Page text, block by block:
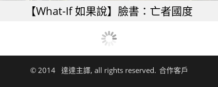
【What-If 如果說】臉書：亡者國度
© 2014 達達主譯, all rights reserved. 合作客戶